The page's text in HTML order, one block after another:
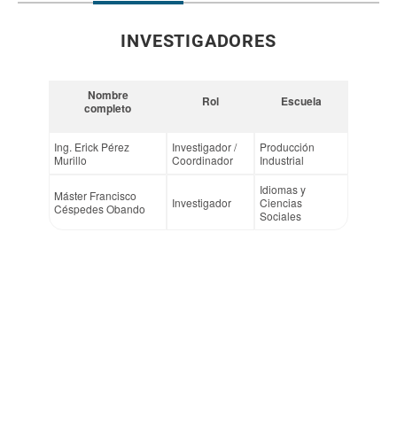
INVESTIGADORES
Nombre
completo
Rol Escuela
Ing. Erick Pérez
Murillo
Investigador /
Coordinador
Producción
Industrial
Máster Francisco
Céspedes Obando
Investigador
Idiomas y
Ciencias
Sociales